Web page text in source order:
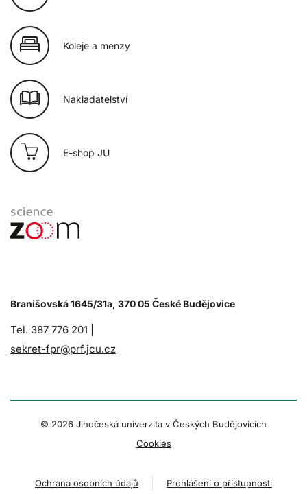
Koleje a menzy
Nakladatelství
E-shop JU
Branišovská 1645/31a, 370 05 České Budějovice
Tel. 387 776 201 |
sekret-fpr@prf.jcu.cz
© 2026 Jihočeská univerzita v Českých Budějovicích
Cookies
Ochrana osobních údajů Prohlášení o přístupnosti